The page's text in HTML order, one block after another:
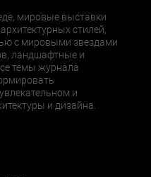
мировые выставки
стилей,
с мировыми звездами
ландшафтные и
темы журнала
и
и дизайна.